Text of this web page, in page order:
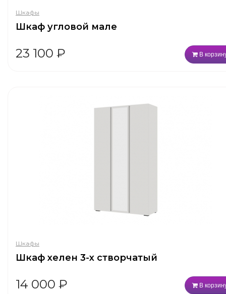
Шкафы
Шкаф угловой мале
23 100 ₽ В
Шкафы
Шкаф хелен 3-х створчатый
14 000 ₽ В